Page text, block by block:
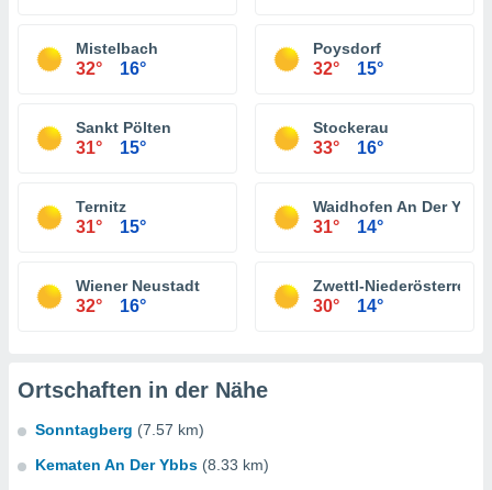
Mistelbach
32° 16°
Poysdorf
32° 15°
Sankt Pölten
31° 15°
Stockerau
33° 16°
Ternitz
31° 15°
Waidhofen An Der Ybbs
31° 14°
Wiener Neustadt
32° 16°
Zwettl-Niederösterreich
30° 14°
Ortschaften in der Nähe
Sonntagberg (7.57 km)
Kematen An Der Ybbs (8.33 km)